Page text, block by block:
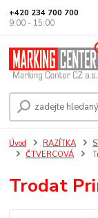
+420 234 700 700
9:00 - 15:00
Úvod RAZÍTKA
ČTVERCOVÁ
Trodat